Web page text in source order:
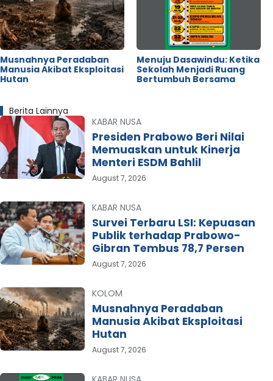
Musnahnya Peradaban
Manusia Akibat Eksploitasi
Hutan
Menuju Dasawindu: Ketika
Sekolah Menjadi Ruang
Bertumbuh Bersama
Berita Lainnya
KABAR NUSA
Presiden Prabowo Beri Nilai
Memuaskan untuk Kinerja
Menteri ESDM Bahlil
August 7, 2026
KABAR NUSA
Survei Terbaru LSI: Kepuasan
Publik terhadap Prabowo-
Gibran Tembus 78,7 Persen
August 7, 2026
KOLOM
Musnahnya Peradaban
Manusia Akibat Eksploitasi
Hutan
August 7, 2026